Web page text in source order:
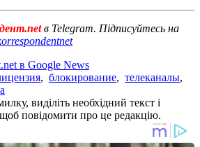
в Telegram. Підписуйтесь на
в Google News
, блокирование, телеканалы,
виділіть необхідний текст і
повідомити про це редакцію.